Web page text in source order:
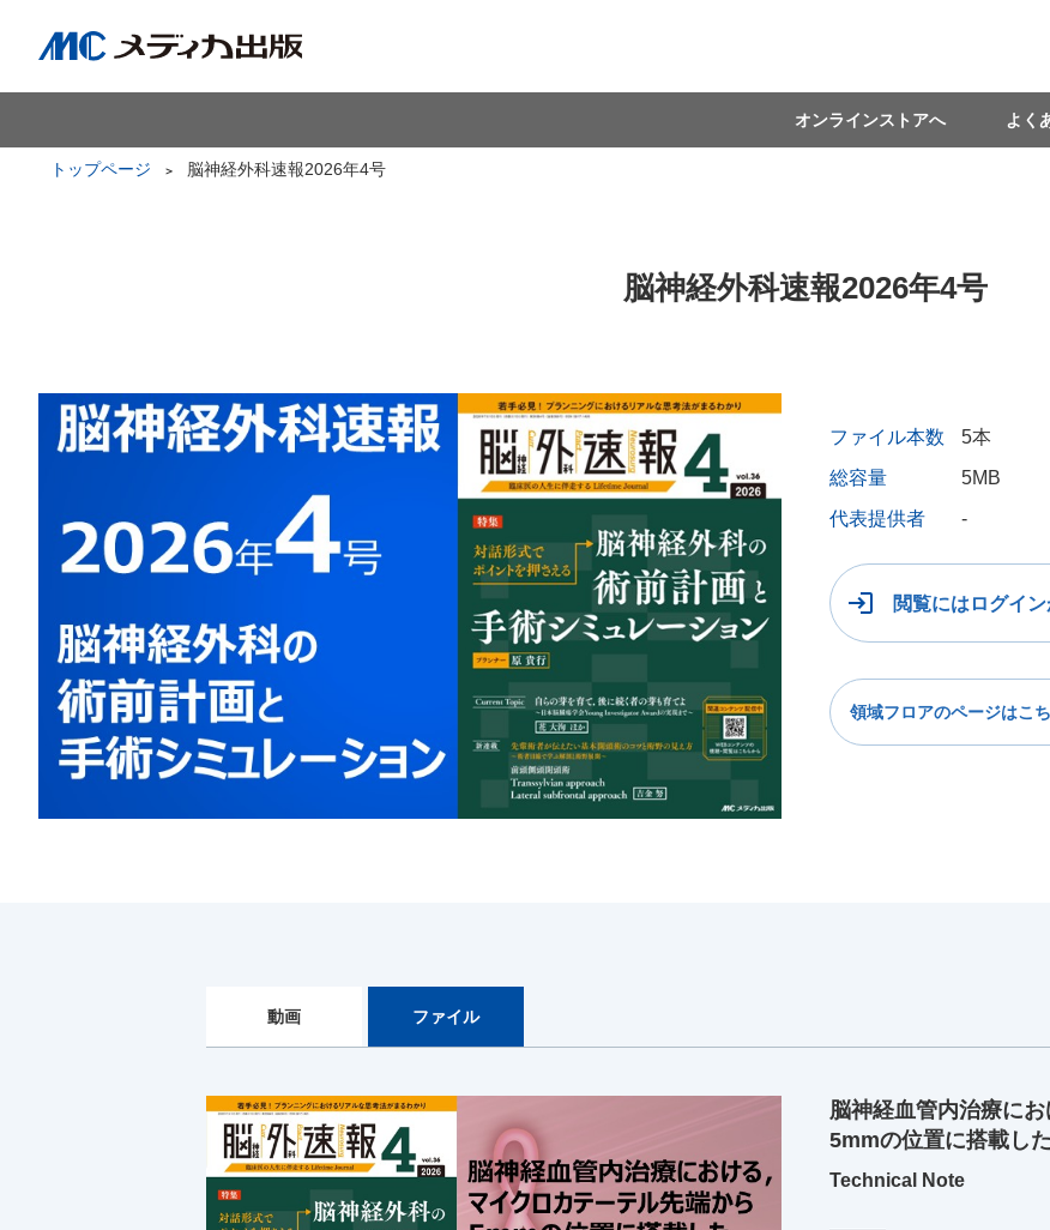
オンラインストアへ よく
トップページ 脳神経外科速報2026年4号
脳神経外科速報2026年4号
ファイル本数
5本
総容量
5MB
代表提供者
-
閲覧にはログイ
領域フロアのページはこ
動画 ファイル
脳神経血管内治療に
5mmの位置に搭載し
Technical Note